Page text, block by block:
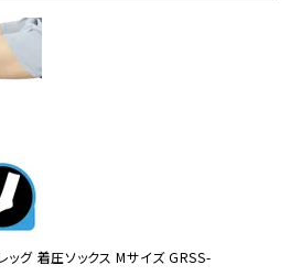
グ 着圧ソックス Mサイズ GRSS-